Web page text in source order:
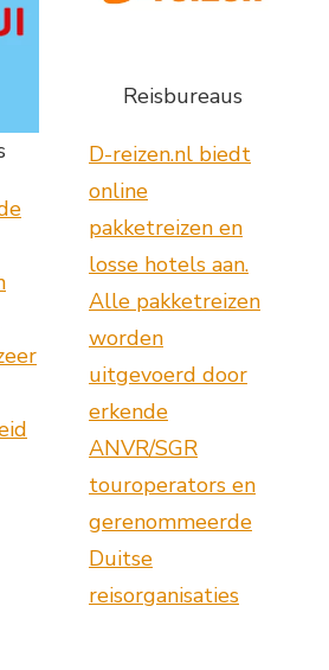
Reisbureaus
D-reizen.nl biedt
online
pakketreizen en
losse hotels aan.
Alle pakketreizen
worden
uitgevoerd door
erkende
ANVR/SGR
touroperators en
gerenommeerde
Duitse
reisorganisaties